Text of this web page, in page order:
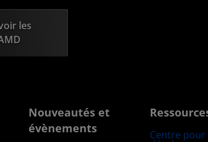
les
Nouveautés et
évènements
Centre pour